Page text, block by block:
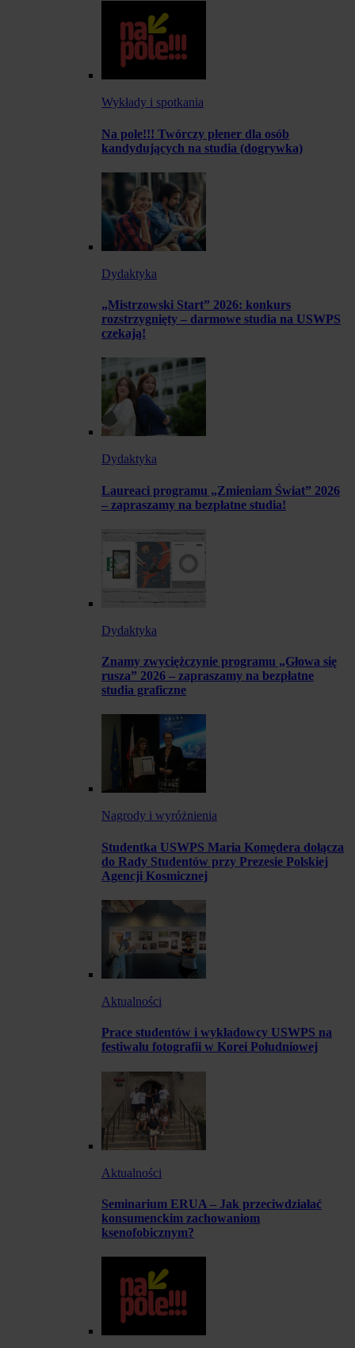
Wykłady i spotkania
Na pole!!! Twórczy plener dla osób
kandydujących na studia (dogrywka)
Dydaktyka
„Mistrzowski Start” 2026: konkurs
rozstrzygnięty – darmowe studia na USWPS
czekają!
Dydaktyka
Laureaci programu „Zmieniam Świat” 2026
– zapraszamy na bezpłatne studia!
Dydaktyka
Znamy zwyciężczynie programu „Głowa się
rusza” 2026 – zapraszamy na bezpłatne
studia graficzne
Nagrody i wyróżnienia
Studentka USWPS Maria Komędera dołącza
do Rady Studentów przy Prezesie Polskiej
Agencji Kosmicznej
Aktualności
Prace studentów i wykładowcy USWPS na
festiwalu fotografii w Korei Południowej
Aktualności
Seminarium ERUA – Jak przeciwdziałać
konsumenckim zachowaniom
ksenofobicznym?